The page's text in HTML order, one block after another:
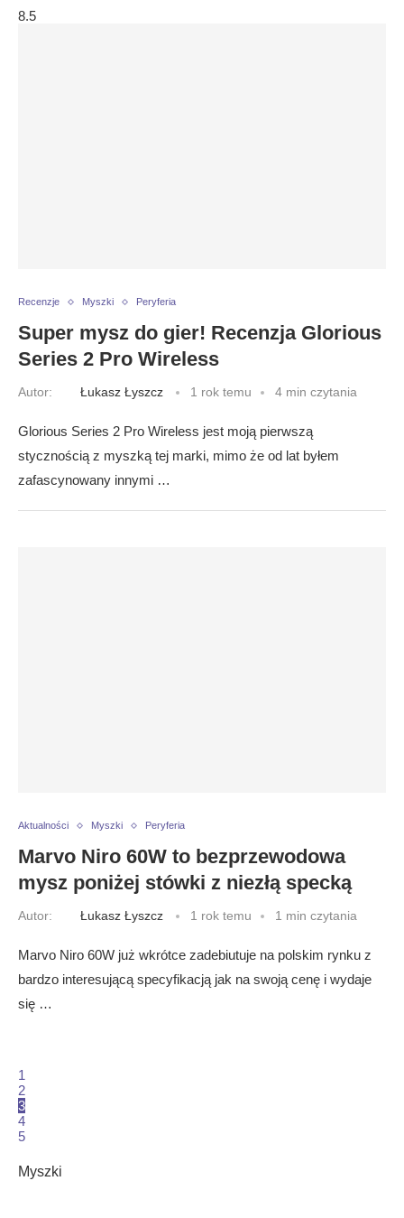
8.5
Recenzje Myszki Peryferia
Super mysz do gier! Recenzja Glorious
Series 2 Pro Wireless
Autor: Łukasz Łyszcz 1 rok temu 4 min czytania
Glorious Series 2 Pro Wireless jest moją pierwszą
stycznością z myszką tej marki, mimo że od lat byłem
zafascynowany innymi …
Aktualności Myszki Peryferia
Marvo Niro 60W to bezprzewodowa
mysz poniżej stówki z niezłą specką
Autor: Łukasz Łyszcz 1 rok temu 1 min czytania
Marvo Niro 60W już wkrótce zadebiutuje na polskim rynku z
bardzo interesującą specyfikacją jak na swoją cenę i wydaje
się …
1
2
3
4
5
Myszki